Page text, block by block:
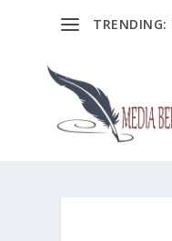
TRENDING: